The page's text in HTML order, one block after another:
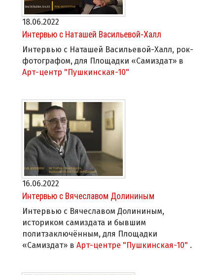
18.06.2022
Интервью с Наташей Васильевой-Халл
Интервью с Наташей Васильевой-Халл, рок-
фотографом, для Площадки «Самиздат» в
Арт-центр "Пушкинская-10"
16.06.2022
Интервью с Вячеславом Долининым
Интервью с Вячеславом Долининым,
историком самиздата и бывшим
политзаключённым, для Площадки
«Самиздат» в Арт-центре "Пушкинская-10" .